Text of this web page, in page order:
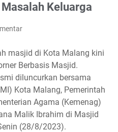
Keluarga
masjid di Kota Malang kini
Berbasis Masjid.
diluncurkan bersama
Kota Malang, Pemerintah
Agama (Kemenag)
Malik Ibrahim di Masjid
(28/8/2023).